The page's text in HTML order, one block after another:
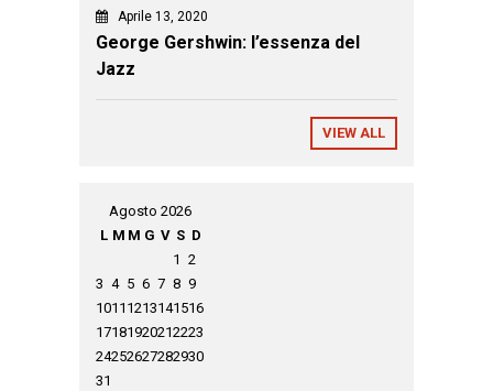
Aprile 13, 2020
George Gershwin: l’essenza del
Jazz
VIEW ALL
Agosto 2026
L M M G V S D
1 2
3 4 5 6 7 8 9
1011 1213141516
17181920212223
24252627282930
31